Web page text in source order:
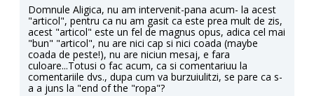
Domnule Aligica, nu am intervenit-pana acum- la acest
"articol", pentru ca nu am gasit ca este prea mult de zis,
acest "articol" este un fel de magnus opus, adica cel mai
"bun" "articol", nu are nici cap si nici coada (maybe
coada de peste!), nu are niciun mesaj, e fara
culoare...Totusi o fac acum, ca si comentariuu la
comentariile dvs., dupa cum va burzuiulitzi, se pare ca s-
a a juns la "end of the "ropa"?